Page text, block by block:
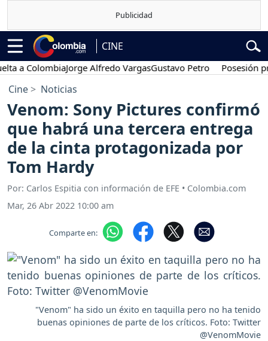
CINE
ColombiaJorge Alfredo VargasGustavo Petro Posesión
Cine Noticias
Venom: Sony Pictures confirmó
que habrá una tercera entrega
de la cinta protagonizada por
Tom Hardy
Por: Carlos Espitia con información de EFE • Colombia.com
Mar, 26 Abr 2022 10:00 am
Comparte en:
"Venom" ha sido un éxito en taquilla pero no ha tenido
buenas opiniones de parte de los críticos. Foto: Twitter
@VenomMovie